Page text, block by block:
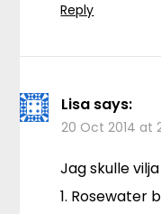
Reply
Lisa says:
20 Oct 2014 at
Jag skulle
1. Rosewater